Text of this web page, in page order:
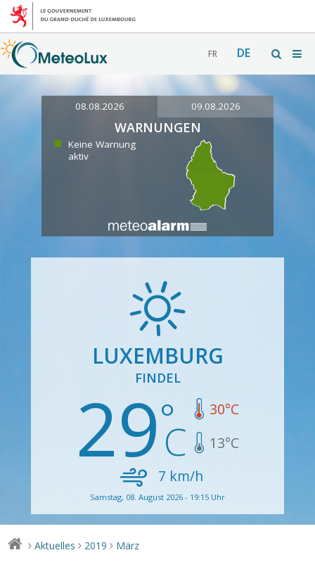
FR DE
08.08.2026 09.08.2026
WARNUNGEN
Keine Warnung
aktiv
LUXEMBURG
FINDEL
29 30°C
13°C
7 km/h
Samstag, 08. August 2026 - 19:15 Uhr
> Aktuelles > 2019 > März